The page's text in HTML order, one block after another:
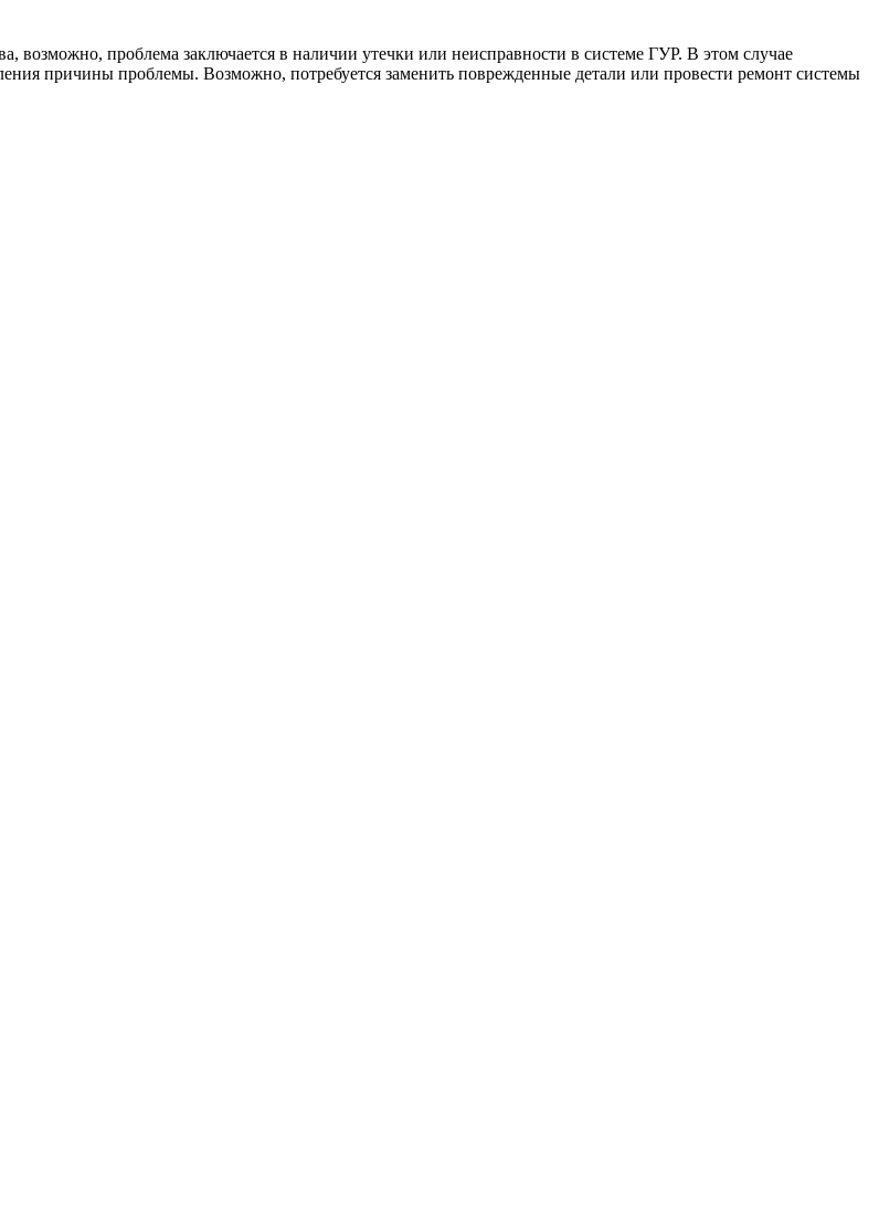
возможно, проблема заключается в наличии утечки или неисправности в системе ГУР. В этом случае
причины проблемы. Возможно, потребуется заменить поврежденные детали или провести ремонт системы